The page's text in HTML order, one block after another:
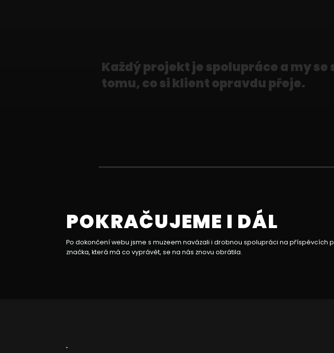
Každý projekt je spolupráce a my
tomu, co si klient opravdu přeje.
POKRAČUJEME I DÁL
Po dokončení webu jsme s muzeem navázali i drobnou spolupráci na příspěvcích
značka, která má co vyprávět, se na nás znovu obrátila.